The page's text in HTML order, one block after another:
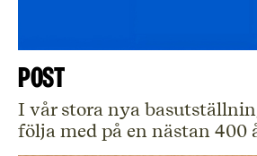
Post
I vår stora nya
följa med på en nästan 400